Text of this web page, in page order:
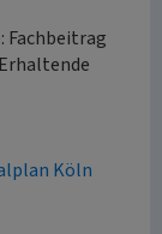
Fachbeitrag
Köln